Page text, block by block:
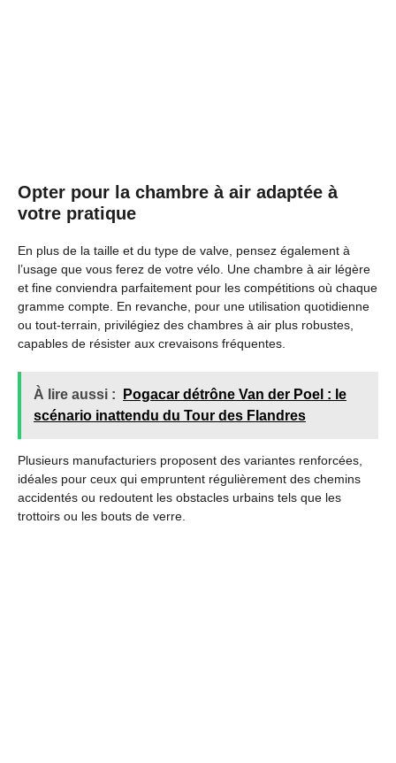
Opter pour la chambre à air adaptée à
votre pratique
En plus de la taille et du type de valve, pensez également à
l’usage que vous ferez de votre vélo. Une chambre à air légère
et fine conviendra parfaitement pour les compétitions où chaque
gramme compte. En revanche, pour une utilisation quotidienne
ou tout-terrain, privilégiez des chambres à air plus robustes,
capables de résister aux crevaisons fréquentes.
À lire aussi :
Pogacar détrône Van der Poel : le
scénario inattendu du Tour des Flandres
Plusieurs manufacturiers proposent des variantes renforcées,
idéales pour ceux qui empruntent régulièrement des chemins
accidentés ou redoutent les obstacles urbains tels que les
trottoirs ou les bouts de verre.